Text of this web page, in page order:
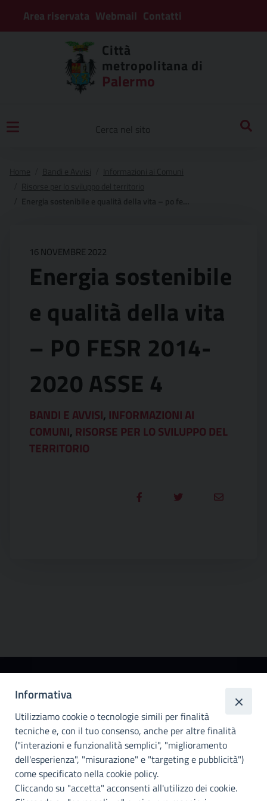
Area riservata Webmail Contatti
Città
metropolitana di
Palermo
16 NOVEMBRE 2022
Energia sostenibile
e qualità della vita
– PO FESR 2014-
2020 ASSE 4
BANDI E AVVISI, INFORMAZIONI AI
COMUNI, RISORSE PER LO SVILUPPO DEL
TERRITORIO
metropolitana di
Palermo
Info e contatti
Città Metropoliitana di Palermo
Via Maqueda, 100 - 90134 - Palermo
Cod. Fisc. 80021470820
PEC: cm.pa@cert.cittametropolitana.pa.it
Informativa
Utilizziamo cookie o tecnologie simili per finalità
tecniche e, con il tuo consenso, anche per altre finalità
("interazioni e funzionalità semplici", "miglioramento
dell'esperienza", "misurazione" e "targeting e pubblicità")
come specificato nella cookie policy.
Cliccando su "accetta" acconsenti all'utilizzo dei cookie.